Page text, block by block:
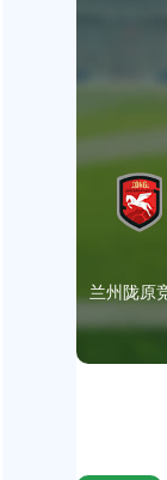
兰州陇原